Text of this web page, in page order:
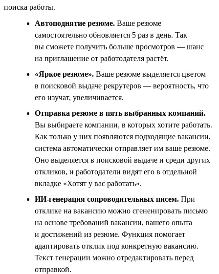
поиска работы.
Автоподнятие резюме. Ваше резюме
самостоятельно обновляется 5 раз в день. Так
вы сможете получить больше просмотров — шанс
на приглашение от работодателя растёт.
«Яркое резюме». Ваше резюме выделяется цветом
в поисковой выдаче рекрутеров — вероятность, что
его изучат, увеличивается.
Отправка резюме в пять выбранных компаний.
Вы выбираете компании, в которых хотите работать.
Как только у них появляются подходящие вакансии,
система автоматически отправляет им ваше резюме.
Оно выделяется в поисковой выдаче и среди других
откликов, и работодатели видят его в отдельной
вкладке «Хотят у вас работать».
ИИ-генерация сопроводительных писем. При
отклике на вакансию можно сгененировать письмо
на основе требований вакансии, вашего опыта
и достижений из резюме. Функция помогает
адаптировать отклик под конкретную вакансию.
Текст генерации можно отредактировать перед
отправкой.